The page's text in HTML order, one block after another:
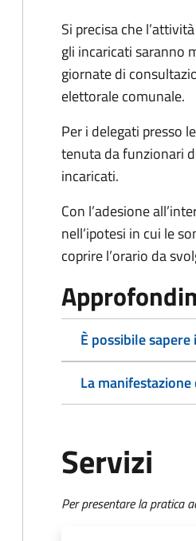
Si precisa che
gli incaricati saranno
giornate di
elettorale comunale.
Per i delegati presso
tenuta da funzionari
incaricati.
Con l’adesione
nell’ipotesi in cui le
coprire l’orario da
È possibile
La
Servizi
Per presentare la pratica